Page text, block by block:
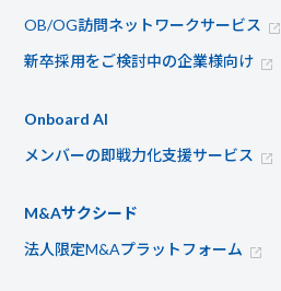
OB/OG訪問ネットワークサービス
新卒採用をご検討中の企業様向け
Onboard AI
メンバーの即戦力化支援サービス
M&Aサクシード
法人限定M&Aプラットフォーム